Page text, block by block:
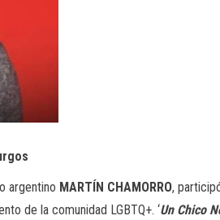
argentino MARTÍN CHAMORRO,
de la comunidad LGBTQ+. ‘Un Chico